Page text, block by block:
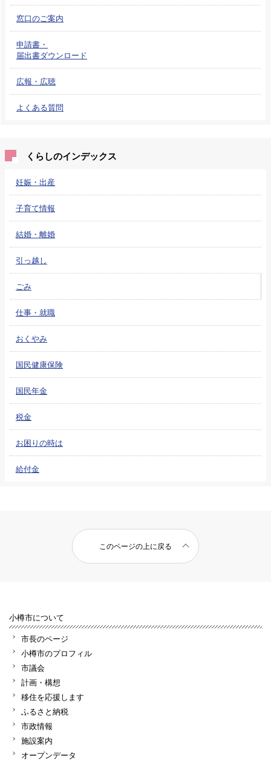
窓口のご案内
申請書・
届出書ダウンロード
広報・広聴
よくある質問
くらしのインデックス
妊娠・出産
子育て情報
結婚・離婚
引っ越し
ごみ
仕事・就職
おくやみ
国民健康保険
国民年金
税金
お困りの時は
給付金
このページの上に戻る
小樽市について
市長のページ
小樽市のプロフィル
市議会
計画・構想
移住を応援します
ふるさと納税
市政情報
施設案内
オープンデータ